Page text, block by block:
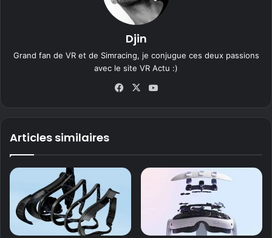
Djin
Grand fan de VR et de Simracing, je conjugue ces deux passions
avec le site VR Actu :)
Fa
X
Articles similaires